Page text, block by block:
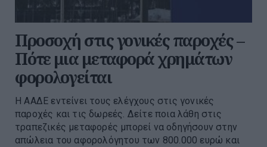
Προσοχή στις γονικές παροχές –
Πότε μια μεταφορά χρημάτων
φορολογείται
Η ΑΑΔΕ εντείνει τους ελέγχους στις γονικές
παροχές και τις δωρεές. Δείτε ποια λάθη στις
τραπεζικές μεταφορές μπορεί να οδηγήσουν στην
απώλεια του αφορολόγητου των 800.000 ευρώ και